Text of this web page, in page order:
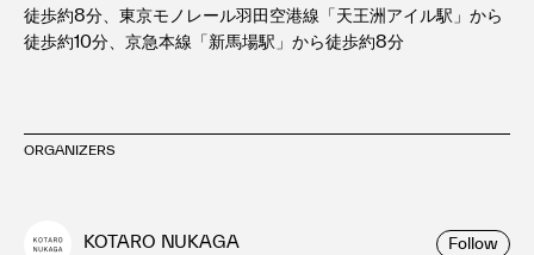
徒歩約8分、東京モノレール羽田空港線「天王洲アイル駅」から
徒歩約10分、京急本線「新馬場駅」から徒歩約8分
ORGANIZERS
KOTARO NUKAGA Follow